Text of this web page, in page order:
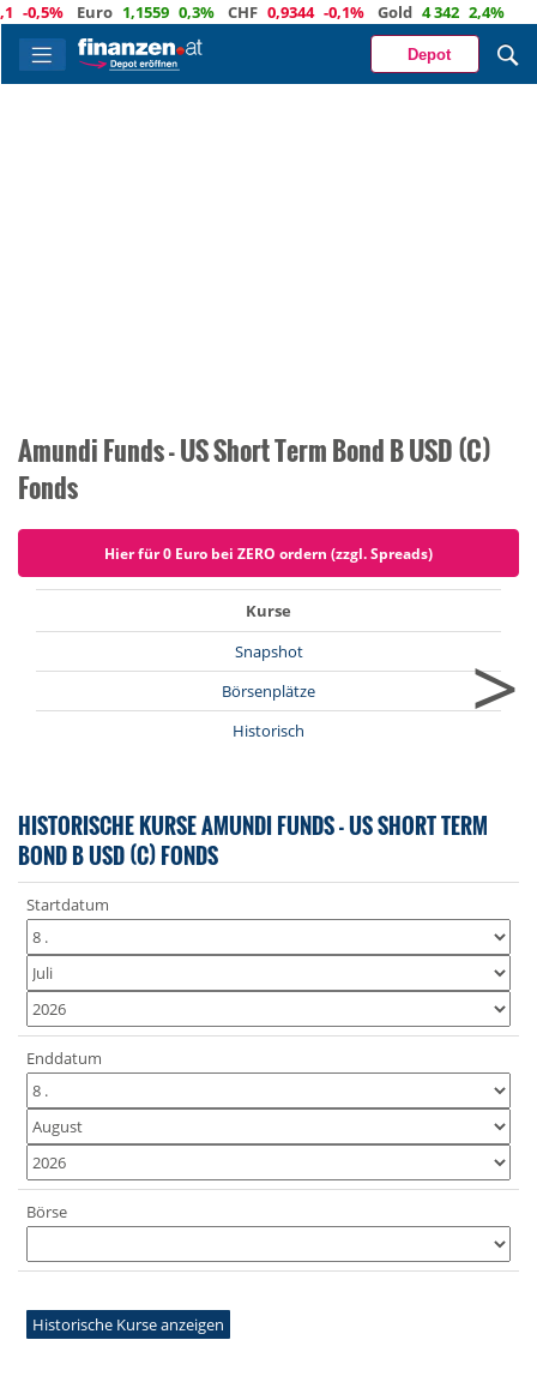
-0,5% Euro 1,1559 0,3% CHF 0,9344 -0,1% Gold 4 342 2,4%
Depot
Amundi Funds - US Short Term Bond B USD (C)
Fonds
Hier für 0 Euro bei ZERO ordern (zzgl. Spreads)
Kurse
Snapshot
Börsenplätze
Historisch
>
HISTORISCHE KURSE AMUNDI FUNDS - US SHORT TERM
BOND B USD (C) FONDS
Startdatum
Enddatum
Börse
Historische Kurse anzeigen